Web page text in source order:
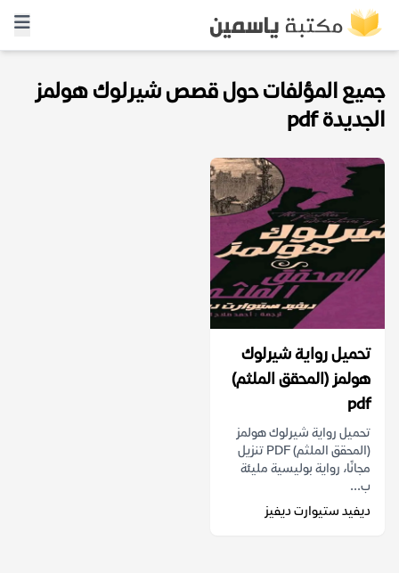
جميع المؤلفات حول قصص شيرلوك هولمز
الجديدة pdf
تحميل رواية شيرلوك
هولمز (المحقق الملثم)
pdf
تحميل رواية شيرلوك هولمز
(المحقق الملثم) PDF تنزيل
مجانًا، رواية بوليسية مليئة
ب...
ديفيد ستيوارت ديفيز